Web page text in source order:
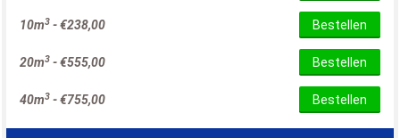
10m3 -€238,00 Bestellen
20m3 -€555,00 Bestellen
40m3 -€755,00 Bestellen